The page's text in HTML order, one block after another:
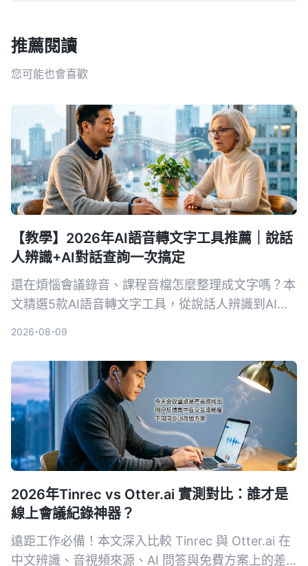
推薦閱讀
您可能也會喜歡
【教學】2026年AI語音轉文字工具推薦｜說話
人辨識+AI對話查詢一次搞定
還在煩惱會議錄音、課程音檔怎麼整理成文字嗎？本
文精選5款AI語音轉文字工具，從說話人辨識到AI對
2026-08-09
2026年Tinrec vs Otter.ai 實測對比：誰才是
線上會議紀錄神器？
遠距工作必備！本文深入比較 Tinrec 與 Otter.ai 在
中文辨識、音視頻來源、AI 問答與免費方案上的差